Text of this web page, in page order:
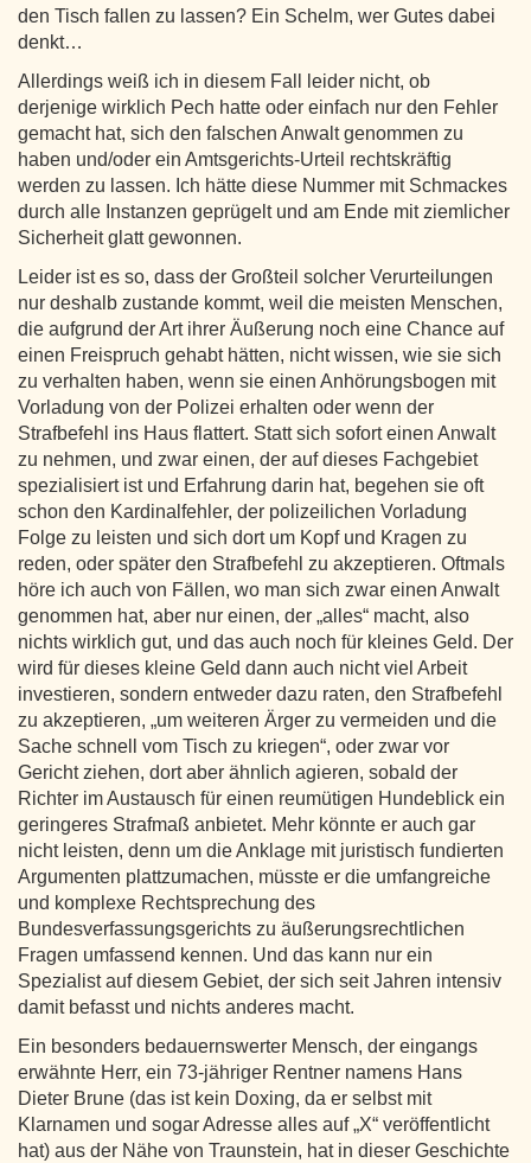
den Tisch fallen zu lassen? Ein Schelm, wer Gutes dabei
denkt…
Allerdings weiß ich in diesem Fall leider nicht, ob
derjenige wirklich Pech hatte oder einfach nur den Fehler
gemacht hat, sich den falschen Anwalt genommen zu
haben und/oder ein Amtsgerichts-Urteil rechtskräftig
werden zu lassen. Ich hätte diese Nummer mit Schmackes
durch alle Instanzen geprügelt und am Ende mit ziemlicher
Sicherheit glatt gewonnen.
Leider ist es so, dass der Großteil solcher Verurteilungen
nur deshalb zustande kommt, weil die meisten Menschen,
die aufgrund der Art ihrer Äußerung noch eine Chance auf
einen Freispruch gehabt hätten, nicht wissen, wie sie sich
zu verhalten haben, wenn sie einen Anhörungsbogen mit
Vorladung von der Polizei erhalten oder wenn der
Strafbefehl ins Haus flattert. Statt sich sofort einen Anwalt
zu nehmen, und zwar einen, der auf dieses Fachgebiet
spezialisiert ist und Erfahrung darin hat, begehen sie oft
schon den Kardinalfehler, der polizeilichen Vorladung
Folge zu leisten und sich dort um Kopf und Kragen zu
reden, oder später den Strafbefehl zu akzeptieren. Oftmals
höre ich auch von Fällen, wo man sich zwar einen Anwalt
genommen hat, aber nur einen, der „alles“ macht, also
nichts wirklich gut, und das auch noch für kleines Geld. Der
wird für dieses kleine Geld dann auch nicht viel Arbeit
investieren, sondern entweder dazu raten, den Strafbefehl
zu akzeptieren, „um weiteren Ärger zu vermeiden und die
Sache schnell vom Tisch zu kriegen“, oder zwar vor
Gericht ziehen, dort aber ähnlich agieren, sobald der
Richter im Austausch für einen reumütigen Hundeblick ein
geringeres Strafmaß anbietet. Mehr könnte er auch gar
nicht leisten, denn um die Anklage mit juristisch fundierten
Argumenten plattzumachen, müsste er die umfangreiche
und komplexe Rechtsprechung des
Bundesverfassungsgerichts zu äußerungsrechtlichen
Fragen umfassend kennen. Und das kann nur ein
Spezialist auf diesem Gebiet, der sich seit Jahren intensiv
damit befasst und nichts anderes macht.
Ein besonders bedauernswerter Mensch, der eingangs
erwähnte Herr, ein 73-jähriger Rentner namens Hans
Dieter Brune (das ist kein Doxing, da er selbst mit
Klarnamen und sogar Adresse alles auf „X“ veröffentlicht
hat) aus der Nähe von Traunstein, hat in dieser Geschichte